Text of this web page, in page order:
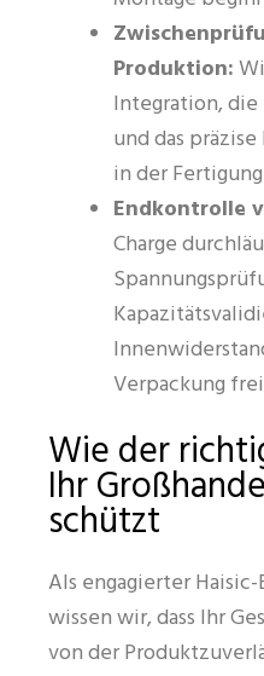
Produktion:
Integration,
und das
in der
Endkontrolle
Charge
Verpackung
Wie der
Ihr
schützt
Als engagierter
wissen wir, dass Ihr
von der